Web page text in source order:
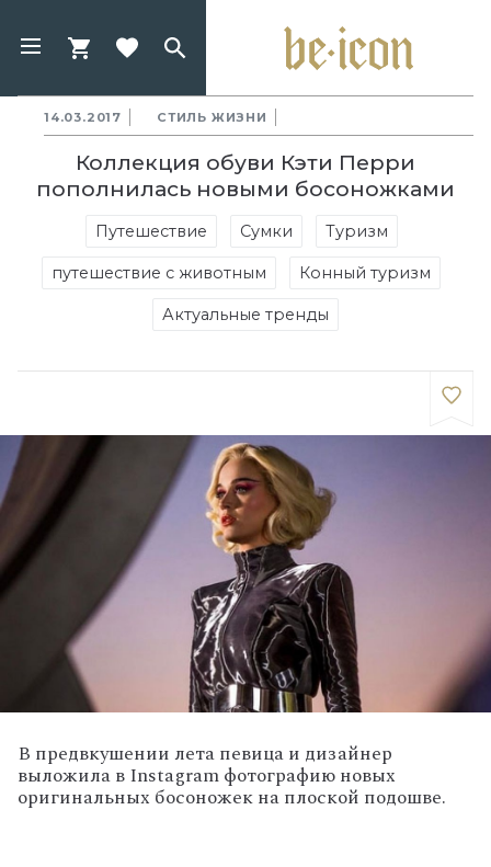
14.03.2017 СТИЛЬ ЖИЗНИ
Коллекция обуви Кэти Перри
пополнилась новыми босоножками
Путешествие Сумки Туризм
путешествие с животным Конный туризм
Актуальные тренды
В предвкушении лета певица и дизайнер
выложила в Instagram фотографию новых
оригинальных босоножек на плоской подошве.